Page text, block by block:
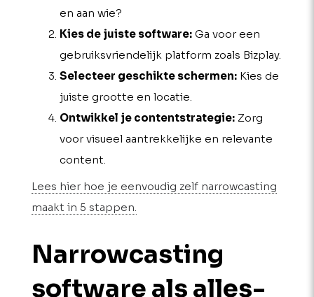
en aan wie?
Kies de juiste software:Ga voor een
gebruiksvriendelijk platform zoals Bizplay.
Selecteer geschikte schermen:Kies de
juiste grootte en locatie.
Ontwikkel je contentstrategie:Zorg
voor visueel aantrekkelijke en relevante
content.
Lees hier hoe je eenvoudig zelf narrowcasting
maakt in 5 stappen.
Narrow­casting
soft­ware als alles-